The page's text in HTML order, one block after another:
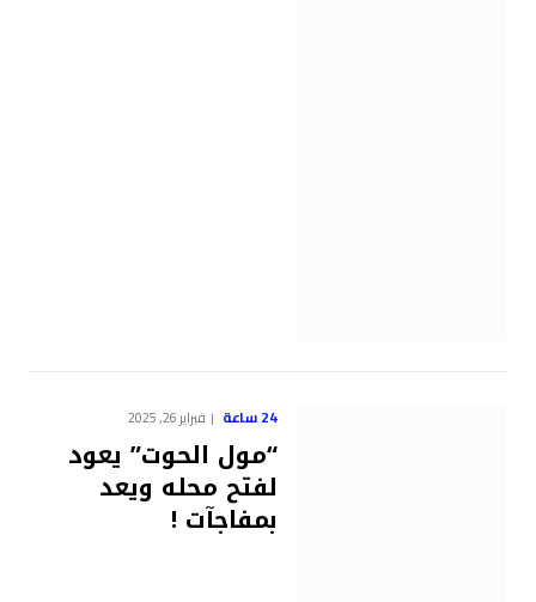
24 ساعة فبراير 26, 2025
“مول الحوت” يعود
لفتح محله ويعد
بمفاجآت !